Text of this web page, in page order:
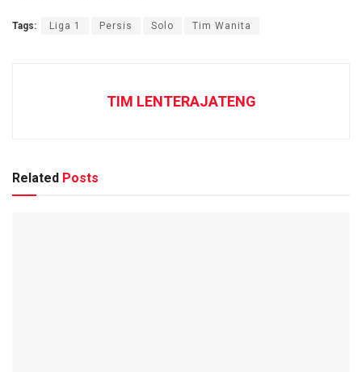
Tags: Liga 1 Persis Solo Tim Wanita
TIM LENTERAJATENG
Related Posts